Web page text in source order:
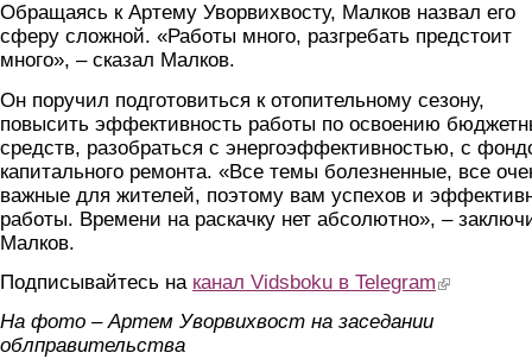
Обращаясь к Артему Уворвихвосту, Малков назвал его
сферу сложной. «Работы много, разгребать предстоит
много», – сказал Малков.
Он поручил подготовиться к отопительному сезону,
повысить эффективность работы по освоению
средств, разобраться с энергоэффективностью, с
капитального ремонта. «Все темы болезненные, все
важные для жителей, поэтому вам успехов и
работы. Времени на раскачку нет абсолютно», –
Малков.
Подписывайтесь на канал Vidsboku в Telegram (link is
На фото – Артем Уворвихвост на заседании
облправительства